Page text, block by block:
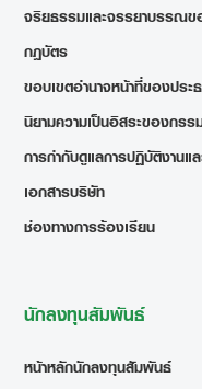
จริยธรรมและจรรยาบรรณ
กฎบัตร
ขอบเขตอำนาจหน้าที่ของปร
นิยามความเป็นอิสระของกรร
การกำกับดูแลการปฏิบัติงาน
เอกสารบริษัท
ช่องทางการร้องเรียน
นักลงทุนสัมพันธ์
หน้าหลักนักลงทุนสัมพันธ์